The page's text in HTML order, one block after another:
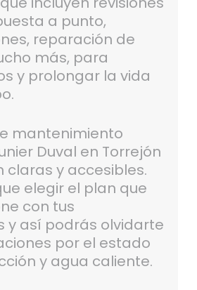
a punto,
reparación de
más, para
y prolongar la vida
mantenimiento
Duval en Torrejón
claras y accesibles.
elegir el plan que
con tus
y así podrás olvidarte
por el estado
y agua caliente.